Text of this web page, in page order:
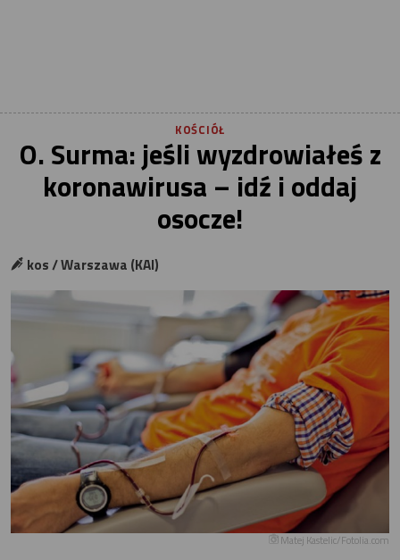
KOŚCIÓŁ
O. Surma: jeśli wyzdrowiałeś z
koronawirusa – idź i oddaj
osocze!
kos / Warszawa (KAI)
Matej Kastelic/Fotolia.com